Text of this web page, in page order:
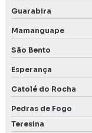
Guarabira
Mamanguape
São Bento
Esperança
Catolé do Rocha
Pedras de Fogo
Teresina